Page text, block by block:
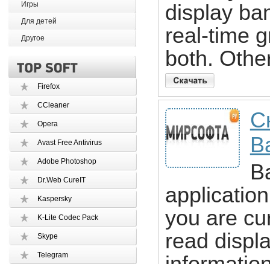
Игры
Для детей
Другое
Firefox
CCleaner
Opera
Avast Free Antivirus
Adobe Photoshop
Dr.Web CureIT
Kaspersky
K-Lite Codec Pack
Skype
Telegram
display
real-time
both.
you are
read